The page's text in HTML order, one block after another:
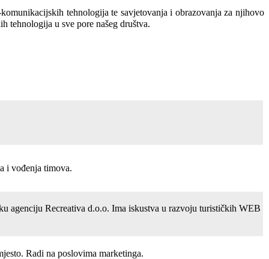
tehnologija te savjetovanja i obrazovanja za njihovo
tehnologija u sve pore našeg društva.
i vođenja timova.
agenciju Recreativa d.o.o. Ima iskustva u razvoju turističkih WEB
Radi na poslovima marketinga.